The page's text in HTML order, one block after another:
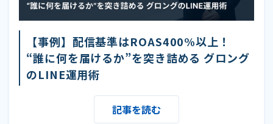
【事例】配信基準はROAS400%以上！
“誰に何を届けるか”を突き詰める グロング
のLINE運用術
記事を読む